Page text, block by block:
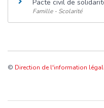
Pacte civil de
Famille - Scolarité
© Direction de l'information